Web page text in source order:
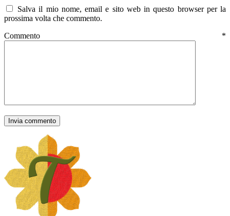
Salva il mio nome, email e sito web in questo browser per la
prossima volta che commento.
Commento *